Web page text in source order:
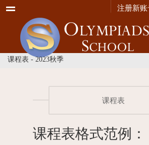
Menu 注册新
课程表 - 2023秋季
课程表
课程表格式范例：